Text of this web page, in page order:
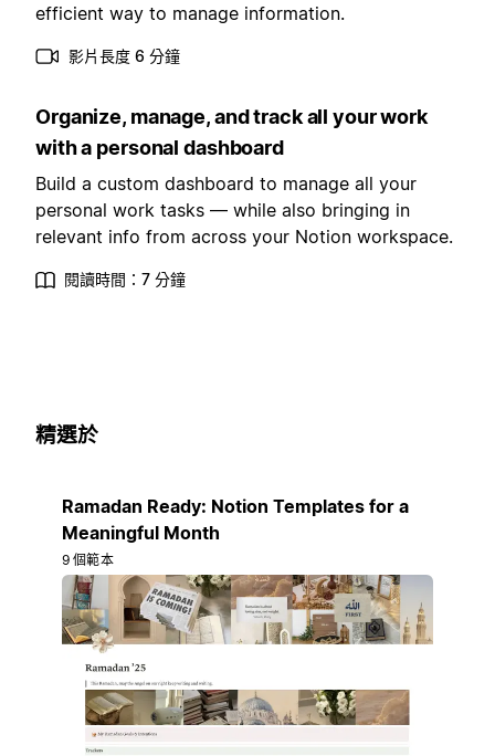
efficient way to manage information.
影片長度 6 分鐘
Organize, manage, and track all your work
with a personal dashboard
Build a custom dashboard to manage all your
personal work tasks — while also bringing in
relevant info from across your Notion workspace.
閱讀時間：7 分鐘
精選於
Ramadan Ready: Notion Templates for a
Meaningful Month
9 個範本